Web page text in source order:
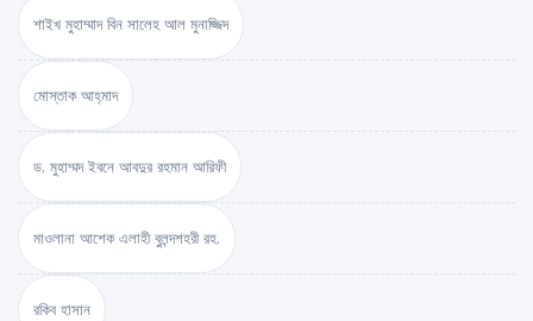
শাইখ মুহাম্মাদ বিন সালেহ আল মুনাজ্জিদ
মোস্তাক আহ্‌মাদ
ড. মুহাম্মদ ইবনে আবদুর রহমান আরিফী
মাওলানা আশেক এলাহী বুলন্দশহরী রহ.
রকিব হাসান